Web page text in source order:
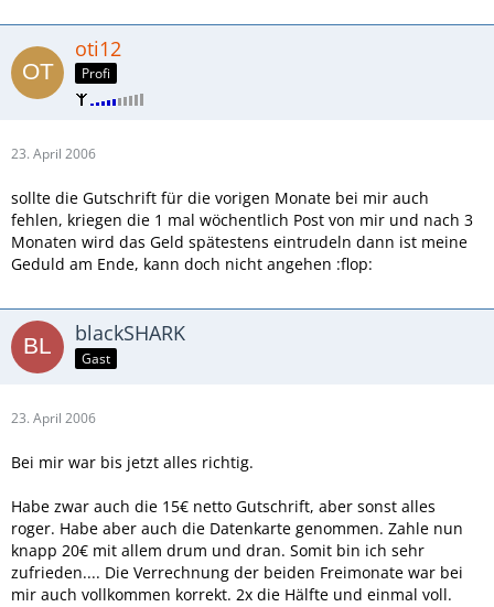
oti12
Profi
23. April 2006
sollte die Gutschrift für die vorigen Monate bei mir auch
fehlen, kriegen die 1 mal wöchentlich Post von mir und nach 3
Monaten wird das Geld spätestens eintrudeln dann ist meine
Geduld am Ende, kann doch nicht angehen :flop:
blackSHARK
Gast
23. April 2006
Bei mir war bis jetzt alles richtig.
Habe zwar auch die 15€ netto Gutschrift, aber sonst alles
roger. Habe aber auch die Datenkarte genommen. Zahle nun
knapp 20€ mit allem drum und dran. Somit bin ich sehr
zufrieden.... Die Verrechnung der beiden Freimonate war bei
mir auch vollkommen korrekt. 2x die Hälfte und einmal voll.